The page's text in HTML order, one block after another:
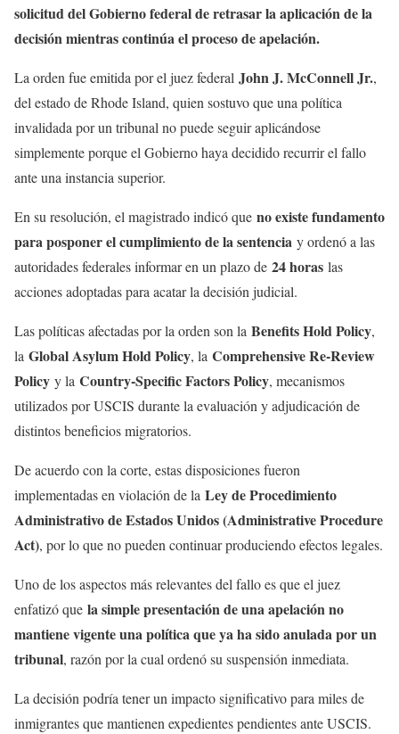
solicitud del Gobierno federal de retrasar la aplicación de la
decisión mientras continúa el proceso de apelación.
La orden fue emitida por el juez federal John J. McConnell Jr.,
del estado de Rhode Island, quien sostuvo que una política
invalidada por un tribunal no puede seguir aplicándose
simplemente porque el Gobierno haya decidido recurrir el fallo
ante una instancia superior.
En su resolución, el magistrado indicó que no existe fundamento
para posponer el cumplimiento de la sentencia y ordenó a las
autoridades federales informar en un plazo de 24 horas las
acciones adoptadas para acatar la decisión judicial.
Las políticas afectadas por la orden son la Benefits Hold Policy,
la Global Asylum Hold Policy, la Comprehensive Re-Review
Policy y la Country-Specific Factors Policy, mecanismos
utilizados por USCIS durante la evaluación y adjudicación de
distintos beneficios migratorios.
De acuerdo con la corte, estas disposiciones fueron
implementadas en violación de la Ley de Procedimiento
Administrativo de Estados Unidos (Administrative Procedure
Act), por lo que no pueden continuar produciendo efectos legales.
Uno de los aspectos más relevantes del fallo es que el juez
enfatizó que la simple presentación de una apelación no
mantiene vigente una política que ya ha sido anulada por un
tribunal, razón por la cual ordenó su suspensión inmediata.
La decisión podría tener un impacto significativo para miles de
inmigrantes que mantienen expedientes pendientes ante USCIS.